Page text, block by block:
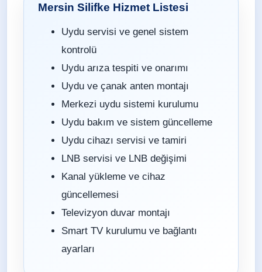
Mersin Silifke Hizmet Listesi
Uydu servisi ve genel sistem
kontrolü
Uydu arıza tespiti ve onarımı
Uydu ve çanak anten montajı
Merkezi uydu sistemi kurulumu
Uydu bakım ve sistem güncelleme
Uydu cihazı servisi ve tamiri
LNB servisi ve LNB değişimi
Kanal yükleme ve cihaz
güncellemesi
Televizyon duvar montajı
Smart TV kurulumu ve bağlantı
ayarları